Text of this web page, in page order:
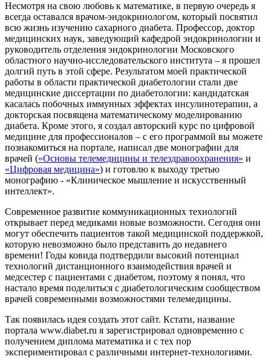
Несмотря на свою любовь к математике, в первую очередь я
всегда оставался врачом-эндокринологом, который посвятил
всю жизнь изучению сахарного диабета. Профессор, доктор
медицинских наук, заведующий кафедрой эндокринологии и
руководитель отделения эндокринологии Московского
областного научно-исследовательского института – я прошел
долгий путь в этой сфере. Результатом моей практической
работы в области практической диабетологии стали две
медицинские диссертации по диабетологии: кандидатская
касалась побочных иммунных эффектах инсулинотерапии, а
докторская посвящена математическому моделированию
диабета. Кроме этого, я создал авторский курс по цифровой
медицине для профессионалов – с его программой вы можете
познакомиться на портале, написал две монографии для
врачей («Основы телемедицины и телездравоохранения» и
«Цифровая медицина») и готовлю к выходу третью
монографию - «Клиническое мышление и искусственный
интеллект».
Современное развитие коммуникационных технологий
открывает перед медиками новые возможности. Сегодня они
могут обеспечить пациентов такой медицинской поддержкой,
которую невозможно было представить до недавнего
времени! Годы ковида подтвердили высокий потенциал
технологий дистанционного взаимодействия врачей и
медсестер с пациентами с диабетом, поэтому я понял, что
настало время поделиться с диабетологическим сообществом
врачей современными возможностями телемедицины.
Так появилась идея создать этот сайт. Кстати, название
портала www.diabet.ru я зарегистрировал одновременно с
получением диплома математика и с тех пор
экспериментировал с различными интернет-технологиями.